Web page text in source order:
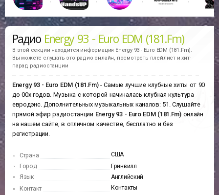
Радио Energy 93 - Euro EDM (181.Fm)
В этой секции находится информация Energy 93 - Euro EDM (181.Fm).
Вы можете слушать это радио онлайн, посмотреть плейлист и хит-
парад радиостанции
Energy 93 - Euro EDM (181.Fm)- Самые лучшие клубные хиты от 90
до 00х годов. Музыка с которой начиналась клубная культура
евродэнс. Дополнительных музыкальных каналов: 51. Слушайте
прямой эфир радиостанции Energy 93 - Euro EDM (181.Fm) онлайн
на нашем сайте, в отличном качестве, бесплатно и без
регистрации.
Страна
США
Город
Гринвилл
Язык
Английский
Контакт
Контакты